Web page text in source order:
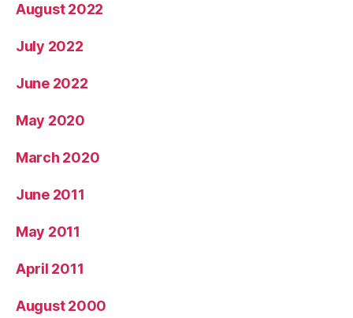
August 2022
July 2022
June 2022
May 2020
March 2020
June 2011
May 2011
April 2011
August 2000